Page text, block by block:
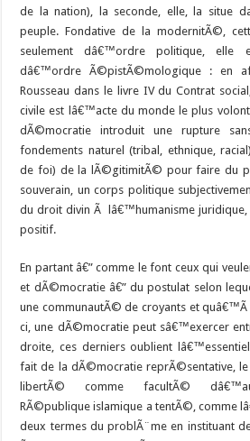
de la nation), la seconde, elle, la situe
peuple. Fondative de la modernitÃ©,
seulement dâ€™ordre politique, elle
dâ€™ordre Ã©pistÃ©mologique : en
Rousseau dans le livre IV du Contrat
civile est lâ€™acte du monde le plus
dÃ©mocratie introduit une rupture
fondements naturel (tribal, ethnique,
de foi) de la lÃ©gitimitÃ© pour faire du
souverain, un corps politique
du droit divin Ã lâ€™humanisme juridique,
positif.
En partant â€” comme le font ceux qui
et dÃ©mocratie â€” du postulat selon
une communautÃ© de croyants et
ci, une dÃ©mocratie peut sâ€™exercer
droite, ces derniers oublient
fait de la dÃ©mocratie reprÃ©sentative,
libertÃ© comme facultÃ©
RÃ©publique islamique a tentÃ©, comme
deux termes du problÃ¨me en instituant